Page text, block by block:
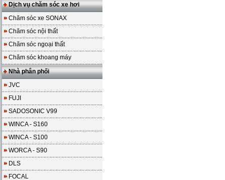
Dịch vụ chăm sóc xe hơi
Chăm sóc xe SONAX
Chăm sóc nội thất
Chăm sóc ngoại thất
Chăm sóc khoang máy
Nhà phân phối
JVC
FUJI
SADOSONIC V99
WINCA - S160
WINCA - S100
WORCA - S90
DLS
FOCAL